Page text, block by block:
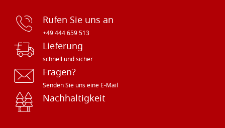
Rufen Sie uns an
+49 444 659 513
Lieferung
schnell und sicher
Fragen?
Senden Sie uns eine E-Mail
Nachhaltigkeit